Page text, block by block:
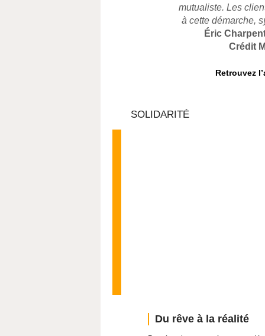
mutualiste. Les
à cette démarche,
Éric
Crédit
Retrouvez
SOLIDARITÉ
Du rêve à la réalité